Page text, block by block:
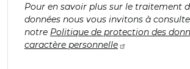
Pour en savoir plus sur le traitement
données nous vous invitons à
notre Politique de protection des
caractère personnelle